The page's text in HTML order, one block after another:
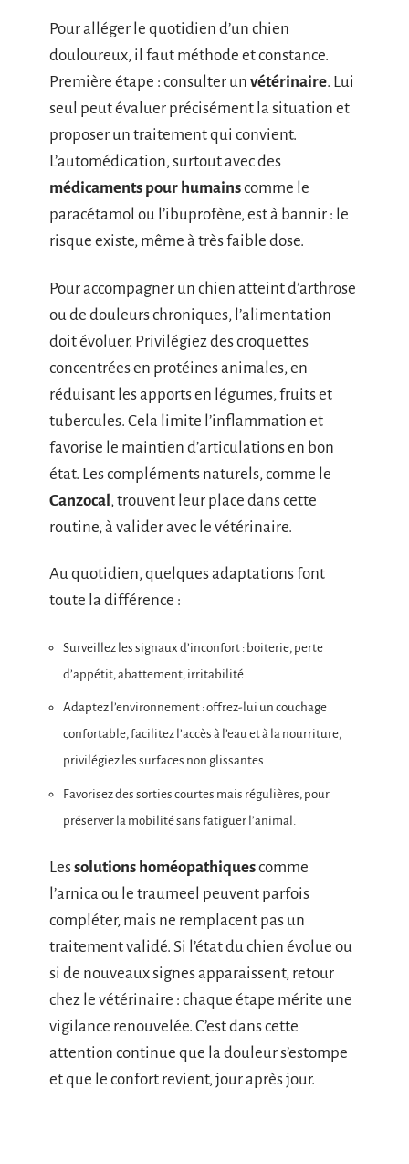
Pour alléger le quotidien d’un chien
douloureux, il faut méthode et constance.
Première étape : consulter un vétérinaire. Lui
seul peut évaluer précisément la situation et
proposer un traitement qui convient.
L’automédication, surtout avec des
médicaments pour humainscomme le
paracétamol ou l’ibuprofène, est à bannir : le
risque existe, même à très faible dose.
Pour accompagner un chien atteint d’arthrose
ou de douleurs chroniques, l’alimentation
doit évoluer. Privilégiez des croquettes
concentrées en protéines animales, en
réduisant les apports en légumes, fruits et
tubercules. Cela limite l’inflammation et
favorise le maintien d’articulations en bon
état. Les compléments naturels, comme le
Canzocal, trouvent leur place dans cette
routine, à valider avec le vétérinaire.
Au quotidien, quelques adaptations font
toute la différence :
Surveillez les signaux d’inconfort : boiterie, perte
d’appétit, abattement, irritabilité.
Adaptez l’environnement : offrez-lui un couchage
confortable, facilitez l’accès à l’eau et à la nourriture,
privilégiez les surfaces non glissantes.
Favorisez des sorties courtes mais régulières, pour
préserver la mobilité sans fatiguer l’animal.
Lessolutions homéopathiquescomme
l’arnica ou le traumeel peuvent parfois
compléter, mais ne remplacent pas un
traitement validé. Si l’état du chien évolue ou
si de nouveaux signes apparaissent, retour
chez le vétérinaire : chaque étape mérite une
vigilance renouvelée. C’est dans cette
attention continue que la douleur s’estompe
et que le confort revient, jour après jour.